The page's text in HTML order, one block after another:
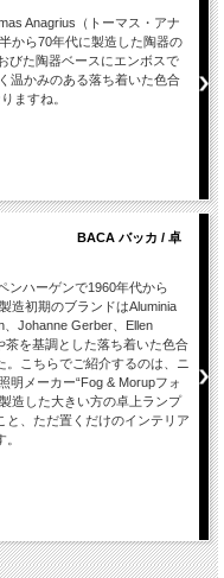
Anagrius（トーマス・アナ
から70年代に製造した陶器の
びた陶器ベースにエンボスで
温かみのある落ち着いた色合
ますね。
BACA バッカ / 卓
ンハーゲンで1960年代から
造初期のブランドはAluminia
Johanne Gerber、Ellen
茶を基調とした落ち着いた色合
こちらでご紹介するのは、ニ
明メーカー“Fog & Morupフォ
造した大きい方の卓上ランプ
と、ただ置くだけのインテリア